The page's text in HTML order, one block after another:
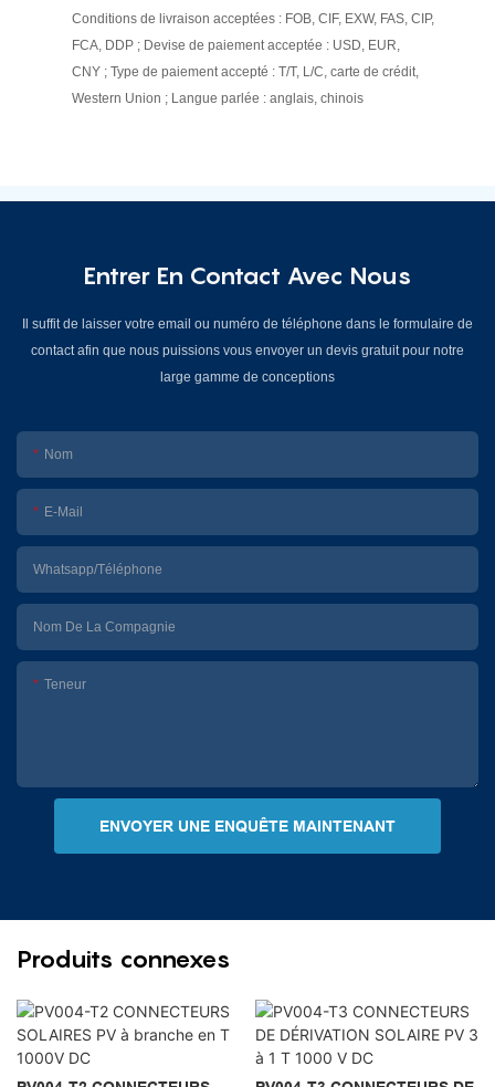
Conditions de livraison acceptées : FOB, CIF, EXW, FAS, CIP,
FCA, DDP ; Devise de paiement acceptée : USD, EUR,
CNY ; Type de paiement accepté : T/T, L/C, carte de crédit,
Western Union ; Langue parlée : anglais, chinois
Entrer En Contact Avec Nous
Il suffit de laisser votre email ou numéro de téléphone dans le formulaire de
contact afin que nous puissions vous envoyer un devis gratuit pour notre
large gamme de conceptions
Nom
E-Mail
Whatsapp/Téléphone
Nom De La Compagnie
Teneur
ENVOYER UNE ENQUÊTE MAINTENANT
Produits connexes